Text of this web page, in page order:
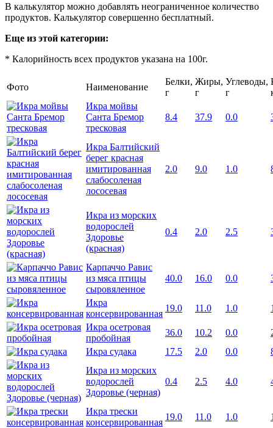
В калькулятор можно добавлять неограниченное количество
продуктов. Калькулятор совершенно бесплатный.
Еще из этой категории:
* Калорийность всех продуктов указана на 100г.
Фото Наименование
Белки,
г
Жиры,
г
Углеводы,
г
Икра мойвы
Санта Бремор
тресковая
8.4 37.9 0.0
Икра Балтийский
берег красная
имитированная
слабосоленая
лососевая
2.0 9.0 1.0
Икра из морских
водорослей
Здоровье
(красная)
0.4 2.0 2.5
Карпаччо Равис
из мяса птицы
сыровяленное
40.0 16.0 0.0
Икра
консервированная
19.0 11.0 1.0
Икра осетровая
пробойная
36.0 10.2 0.0
Икра судака
17.5 2.0 0.0
Икра из морских
водорослей
Здоровье (черная)
0.4 2.5 4.0
Икра трески
консервированная
19.0 11.0 1.0